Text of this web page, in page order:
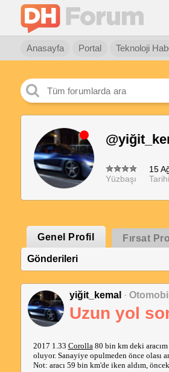
Anasayfa Portal Teknoloji
Yüzbaşı
15
Genel Profil Fırsat
Gönderileri
yiğit_kemal ·
Uzun yol
2017 1.33 Corolla 80 bin km deki
oluyor. Sanayiye opulmeden önce olası
Not: aracı 59 bin km'de iken aldım,